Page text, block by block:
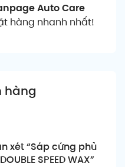
Auto Care
hàng nhanh nhất!
hàng
xét “Sáp cứng phủ
SPEED WAX”